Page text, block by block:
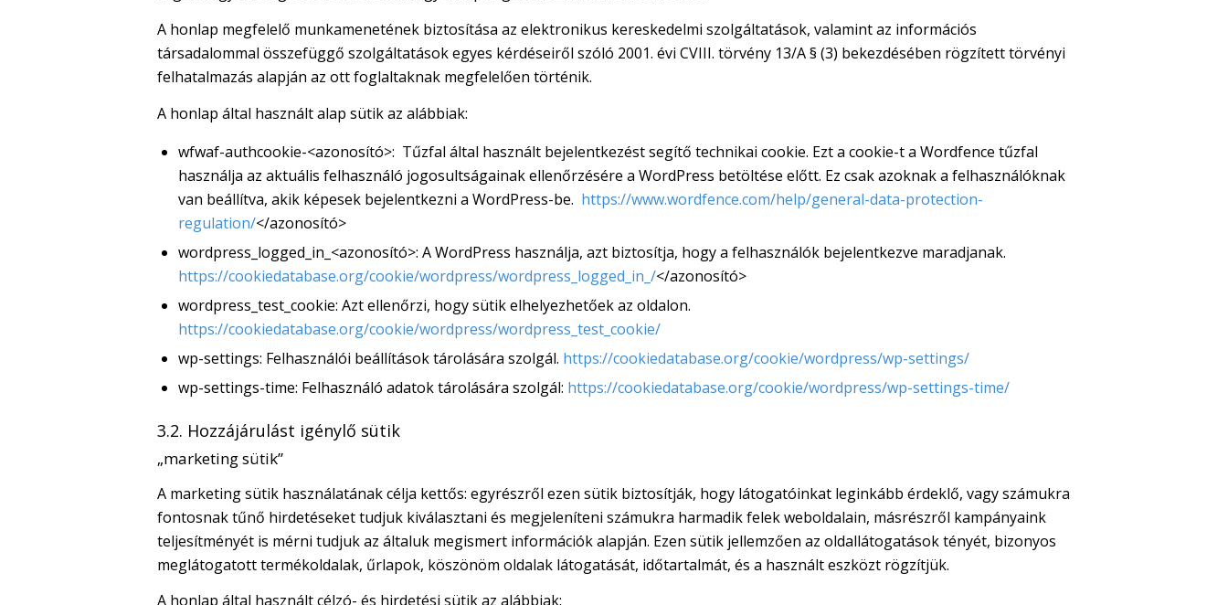
A honlap megfelelő munkamenetének biztosítása az elektronikus kereskedelmi szolgáltatások, valamint az információs
társadalommal összefüggő szolgáltatások egyes kérdéseiről szóló 2001. évi CVIII. törvény 13/A § (3) bekezdésében rögzített törvényi
felhatalmazás alapján az ott foglaltaknak megfelelően történik.
A honlap által használt alap sütik az alábbiak:
wfwaf-authcookie-<azonosító>: Tűzfal által használt bejelentkezést segítő technikai cookie. Ezt a cookie-t a Wordfence tűzfal
használja az aktuális felhasználó jogosultságainak ellenőrzésére a WordPress betöltése előtt. Ez csak azoknak a felhasználóknak
van beállítva, akik képesek bejelentkezni a WordPress-be. https://www.wordfence.com/help/general-data-protection-
regulation/</azonosító>
wordpress_logged_in_<azonosító>: A WordPress használja, azt biztosítja, hogy a felhasználók bejelentkezve maradjanak.
https://cookiedatabase.org/cookie/wordpress/wordpress_logged_in_/</azonosító>
wordpress_test_cookie: Azt ellenőrzi, hogy sütik elhelyezhetőek az oldalon.
https://cookiedatabase.org/cookie/wordpress/wordpress_test_cookie/
wp-settings: Felhasználói beállítások tárolására szolgál. https://cookiedatabase.org/cookie/wordpress/wp-settings/
wp-settings-time: Felhasználó adatok tárolására szolgál: https://cookiedatabase.org/cookie/wordpress/wp-settings-time/
3.2. Hozzájárulást igénylő sütik
„marketing sütik”
A marketing sütik használatának célja kettős: egyrészről ezen sütik biztosítják, hogy látogatóinkat leginkább érdeklő, vagy számukra
fontosnak tűnő hirdetéseket tudjuk kiválasztani és megjeleníteni számukra harmadik felek weboldalain, másrészről kampányaink
teljesítményét is mérni tudjuk az általuk megismert információk alapján. Ezen sütik jellemzően az oldallátogatások tényét, bizonyos
meglátogatott termékoldalak, űrlapok, köszönöm oldalak látogatását, időtartalmát, és a használt eszközt rögzítjük.
A honlap által használt célzó- és hirdetési sütik az alábbiak: